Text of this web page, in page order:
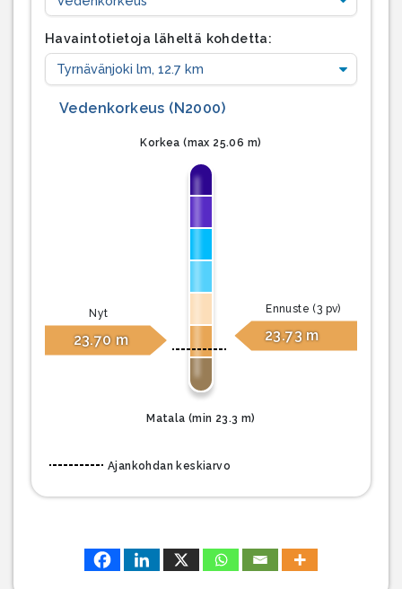
Havaintotietoja läheltä kohdetta:
Vedenkorkeus (N2000)
Korkea(max 25.06 m)
Nyt
23.70 m
Ennuste (3 pv)
23.73 m
Matala (min 23.3 m)
Ajankohdan keskiarvo